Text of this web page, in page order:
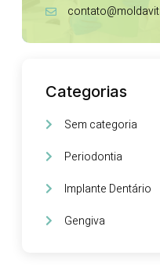
Categorias
Sem categoria
Periodontia
Implante Dentário
Gengiva